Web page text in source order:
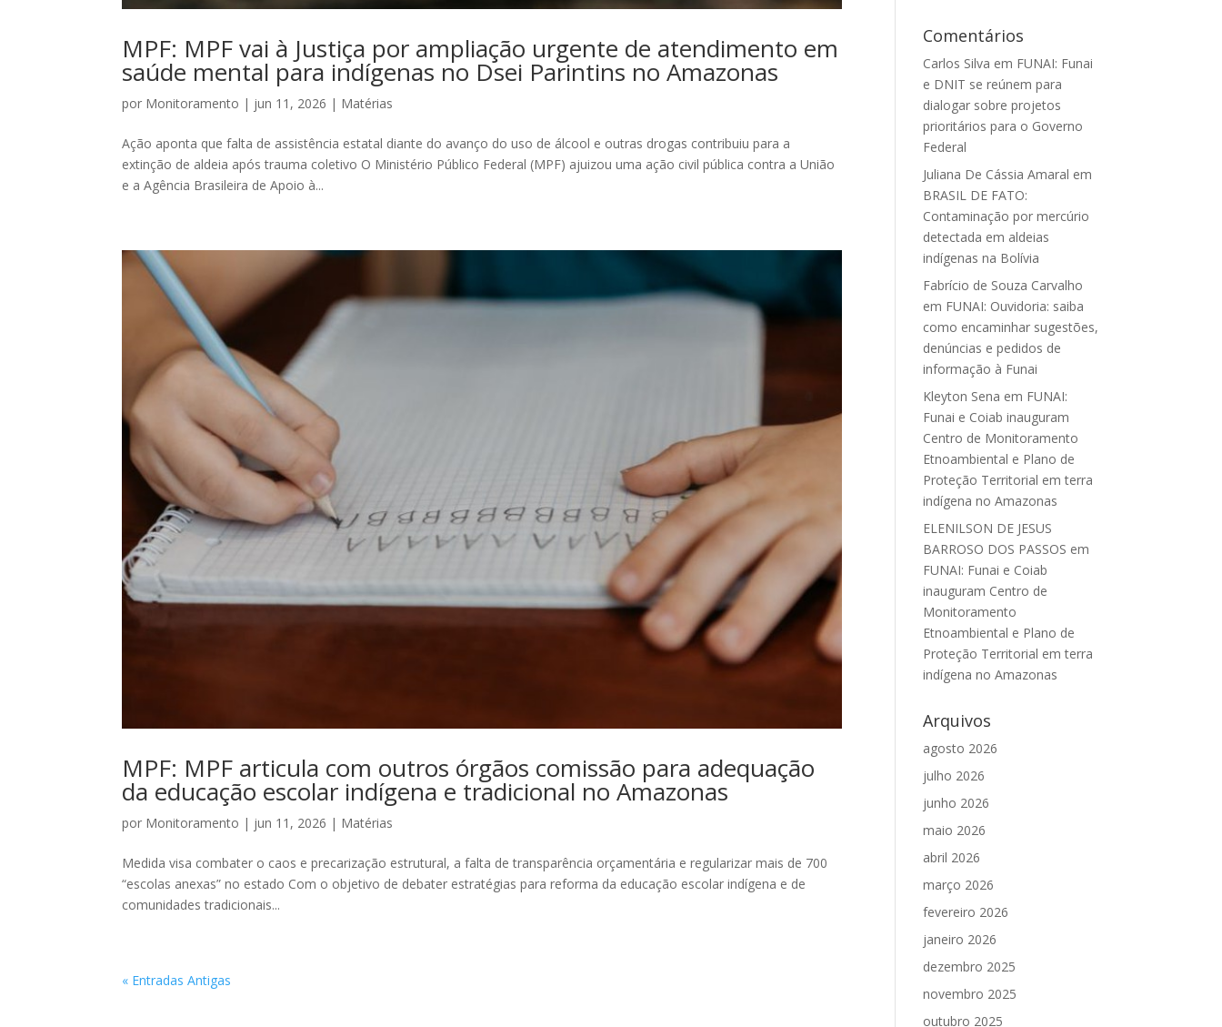
MPF: MPF vai à Justiça por ampliação urgente de atendimento em
saúde mental para indígenas no Dsei Parintins no Amazonas
por Monitoramento | jun 11, 2026 | Matérias
Ação aponta que falta de assistência estatal diante do avanço do uso de álcool e outras drogas contribuiu para a
extinção de aldeia após trauma coletivo O Ministério Público Federal (MPF) ajuizou uma ação civil pública contra a União
e a Agência Brasileira de Apoio à...
MPF: MPF articula com outros órgãos comissão para adequação
da educação escolar indígena e tradicional no Amazonas
por Monitoramento | jun 11, 2026 | Matérias
Medida visa combater o caos e precarização estrutural, a falta de transparência orçamentária e regularizar mais de 700
“escolas anexas” no estado Com o objetivo de debater estratégias para reforma da educação escolar indígena e de
comunidades tradicionais...
« Entradas Antigas
Comentários
Carlos Silva em FUNAI: Funai
e DNIT se reúnem para
dialogar sobre projetos
prioritários para o Governo
Federal
Juliana De Cássia Amaral em
BRASIL DE FATO:
Contaminação por mercúrio
detectada em aldeias
indígenas na Bolívia
Fabrício de Souza Carvalho
em FUNAI: Ouvidoria: saiba
como encaminhar sugestões,
denúncias e pedidos de
informação à Funai
Kleyton Sena em FUNAI:
Funai e Coiab inauguram
Centro de Monitoramento
Etnoambiental e Plano de
Proteção Territorial em terra
indígena no Amazonas
ELENILSON DE JESUS
BARROSO DOS PASSOS em
FUNAI: Funai e Coiab
inauguram Centro de
Monitoramento
Etnoambiental e Plano de
Proteção Territorial em terra
indígena no Amazonas
Arquivos
agosto 2026
julho 2026
junho 2026
maio 2026
abril 2026
março 2026
fevereiro 2026
janeiro 2026
dezembro 2025
novembro 2025
outubro 2025